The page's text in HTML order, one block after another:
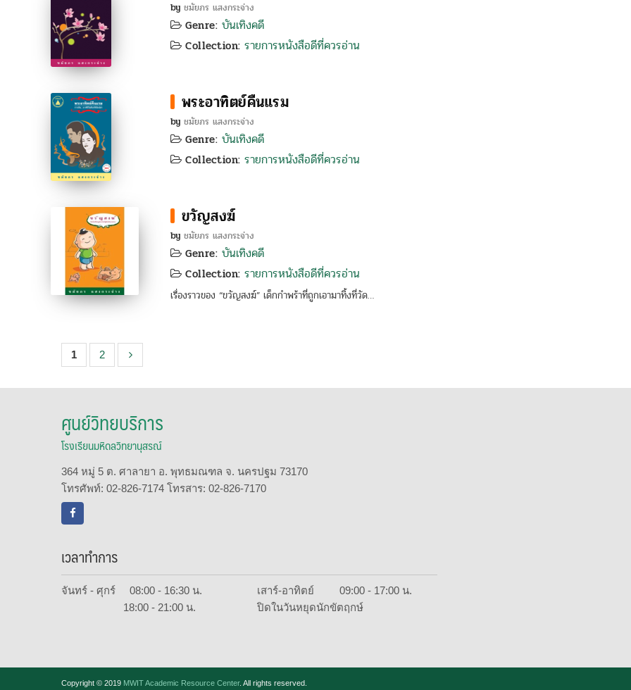
byชมัยภร แสงกระจ่าง
Genre: บันเทิงคดี
Collection:รายการหนังสือดีที่ควรอ่าน
พระอาทิตย์คืนแรม
byชมัยภร แสงกระจ่าง
Genre: บันเทิงคดี
Collection:รายการหนังสือดีที่ควรอ่าน
ขวัญสงฆ์
byชมัยภร แสงกระจ่าง
Genre: บันเทิงคดี
Collection:รายการหนังสือดีที่ควรอ่าน
เรื่องราวของ “ขวัญสงฆ์” เด็กกำพร้าที่ถูกเอามาทิ้งที่วัด…
1 2
ศูนย์วิทยบริการ
โรงเรียนมหิดลวิทยานุสรณ์
364 หมู่ 5 ต. ศาลายา อ. พุทธมณฑล จ. นครปฐม 73170
โทรศัพท์: 02-826-7174 โทรสาร: 02-826-7170
เวลาทำการ
จันทร์ - ศุกร์ 08:00 - 16:30 น.
18:00 - 21:00 น.
เสาร์-อาทิตย์ 09:00 - 17:00 น.
ปิดในวันหยุดนักขัตฤกษ์
Copyright © 2019 MWIT Academic Resource Center. All rights reserved.